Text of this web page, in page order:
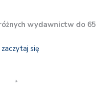
wydawnictw do
*